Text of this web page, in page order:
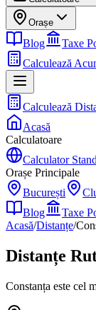
Orașe
Blog Taxe
Calculează
Calculează
Acasă
Calculatoare
Calculator
Orașe Principale
București
Blog
Taxe
Acasă/Distanțe/
Distanțe
Constanța este cel